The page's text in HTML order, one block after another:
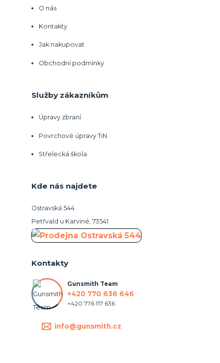
O nás
Kontakty
Jak nakupovat
Obchodní podmínky
Služby zákazníkům
Úpravy zbraní
Povrchové úpravy TiN
Střelecká škola
Kde nás najdete
Ostravská 544
Petřvald u Karviné, 73541
Kontakty
Gunsmith Team
+420 770 636 646
+420 776 117 636
info@gunsmith.cz